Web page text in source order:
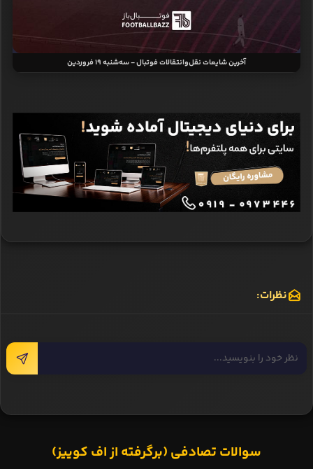
آخرین شایعات نقل‌وانتقالات فوتبال - سه‌شنبه 19 فروردین
نظرات:
سوالات تصادفی (برگرفته از اف کوییز)